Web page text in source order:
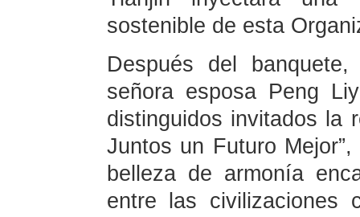
sostenible de esta
Después del
señora esposa Peng
distinguidos invitados la
Juntos un Futuro
belleza de armonía
entre las civilizaciones